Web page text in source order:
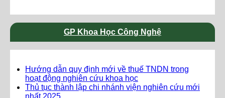
GP Khoa Học Công Nghệ
Hướng dẫn quy định mới về thuế TNDN trong
hoạt động nghiên cứu khoa học
Thủ tục thành lập chi nhánh viện nghiên cứu mới